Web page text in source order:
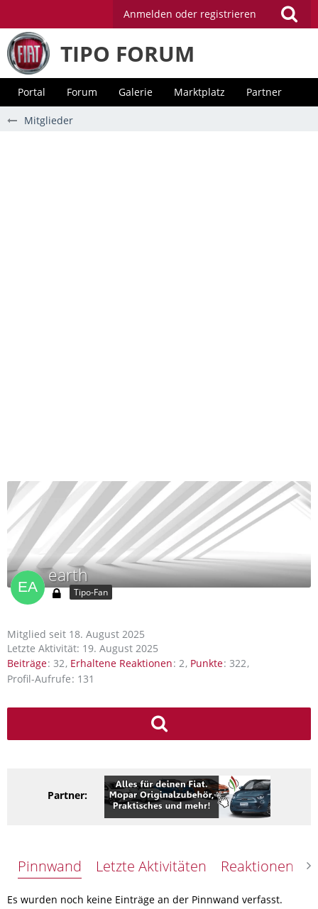
Anmelden oder registrieren
TIPO FORUM
Portal Forum Galerie Marktplatz Partner
Mitglieder
earth
Tipo-Fan
Mitglied seit 18. August 2025
Letzte Aktivität: 19. August 2025
Beiträge 32 Erhaltene Reaktionen 2 Punkte 322
Profil-Aufrufe 131
Partner:
Pinnwand Letzte Aktivitäten Reaktionen
Es wurden noch keine Einträge an der Pinnwand verfasst.